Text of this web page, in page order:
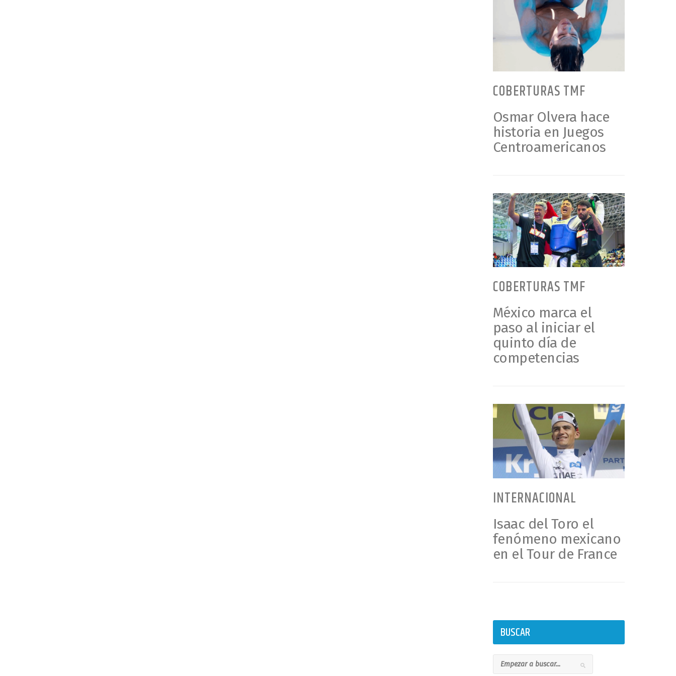
COBERTURAS TMF
Osmar Olvera hace
historia en Juegos
Centroamericanos
COBERTURAS TMF
México marca el
paso al iniciar el
quinto día de
competencias
INTERNACIONAL
Isaac del Toro el
fenómeno mexicano
en el Tour de France
BUSCAR